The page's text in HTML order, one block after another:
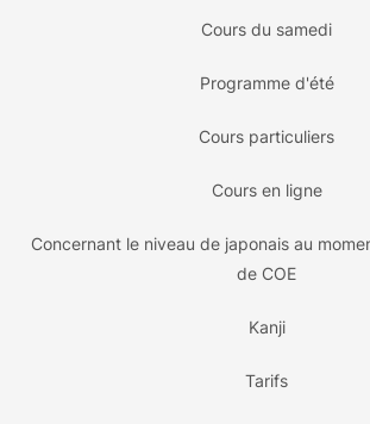
Cours du samedi
Programme d'été
Cours particuliers
Cours en ligne
Concernant le niveau de japonais au
de COE
Kanji
Tarifs